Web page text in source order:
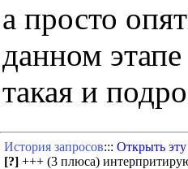
а просто
данном
такая и
История запросов::: Открыть
[?] +++ (3 плюса)